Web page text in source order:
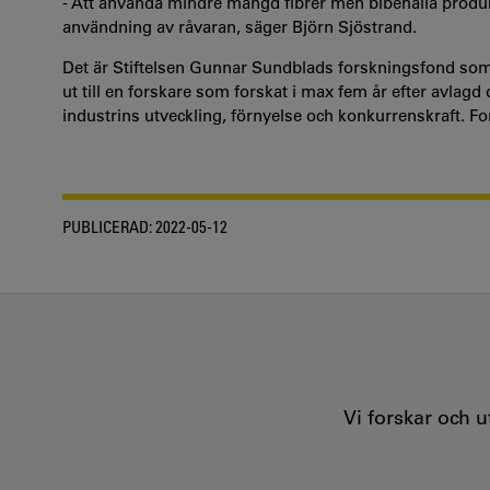
användning av råvaran, säger Björn Sjöstrand.
Det är Stiftelsen Gunnar Sundblads forskningsfond
ut till en forskare som forskat i max fem år efter
industrins utveckling, förnyelse och konkurrenskraft.
PUBLICERAD:2022-05-12
Vi forskar och